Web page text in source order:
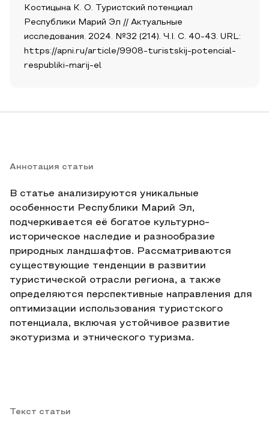
Костицына К. О. Туристский потенциал
Республики Марий Эл // Актуальные
исследования. 2024. №32 (214). Ч.I. С. 40-43. URL:
https://apni.ru/article/9908-turistskij-potencial-
respubliki-marij-el
Аннотация статьи
В статье анализируются уникальные
особенности Республики Марий Эл,
подчеркивается её богатое культурно-
историческое наследие и разнообразие
природных ландшафтов. Рассматриваются
существующие тенденции в развитии
туристической отрасли региона, а также
определяются перспективные направления для
оптимизации использования туристского
потенциала, включая устойчивое развитие
экотуризма и этнического туризма.
Текст статьи